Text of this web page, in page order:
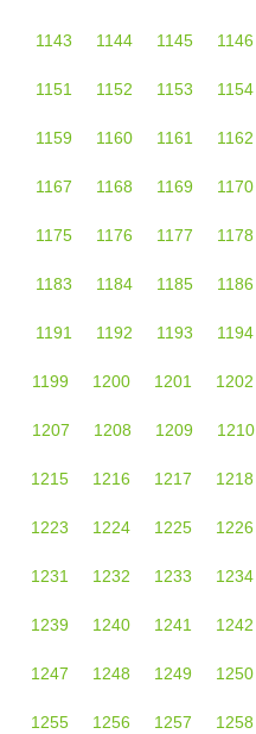
1143 1144 1145 1146
1151 1152 1153 1154
1159 1160 1161 1162
1167 1168 1169 1170
1175 1176 1177 1178
1183 1184 1185 1186
1191 1192 1193 1194
1199 1200 1201 1202
1207 1208 1209 1210
1215 1216 1217 1218
1223 1224 1225 1226
1231 1232 1233 1234
1239 1240 1241 1242
1247 1248 1249 1250
1255 1256 1257 1258